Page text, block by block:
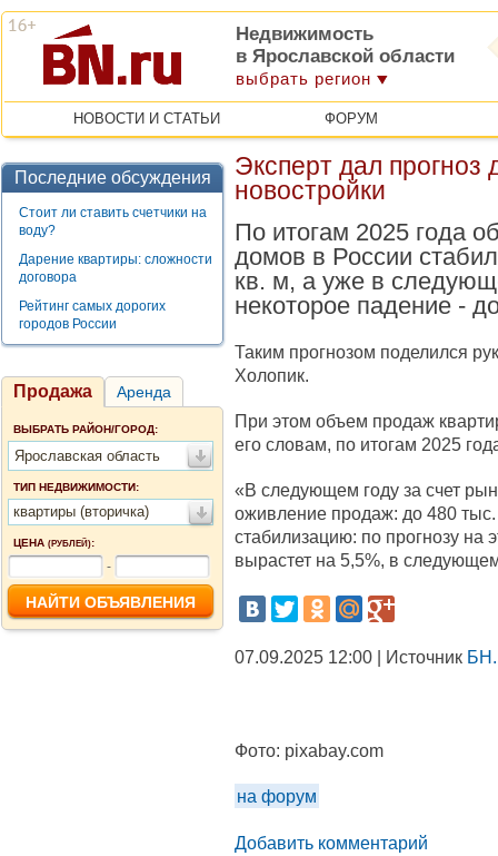
Недвижимость
в Ярославской области
выбрать регион
НОВОСТИ И СТАТЬИ ФОРУМ
Последние обсуждения
Стоит ли ставить счетчики на
воду?
Дарение квартиры: сложности
договора
Рейтинг самых дорогих
городов России
Продажа Аренда
ВЫБРАТЬ РАЙОН/ГОРОД:
Ярославская область
ТИП НЕДВИЖИМОСТИ:
квартиры (вторичка)
ЦЕНА (РУБЛЕЙ):
-
Эксперт дал прогноз
новостройки
По итогам 2025 года
домов в России
кв. м, а уже в
некоторое падение -
Таким прогнозом поделился
Холопик.
При этом объем продаж
его словам, по итогам 2025
«В следующем году за счет
оживление продаж: до 480
стабилизацию: по прогнозу на
вырастет на 5,5%, в
07.09.2025 12:00 | Источник
Фото: pixabay.com
на форум
Добавить комментарий